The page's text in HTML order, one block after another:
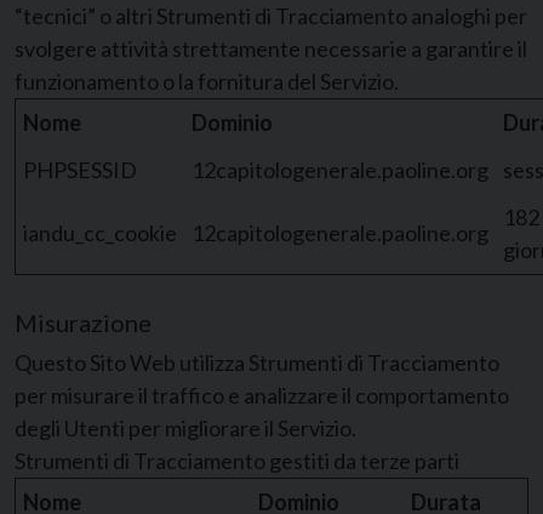
“tecnici” o altri Strumenti di Tracciamento analoghi per
svolgere attività strettamente necessarie a garantire il
funzionamento o la fornitura del Servizio.
Nome
Dominio
PHPSESSID
12capitologenerale.paoline.org
iandu_cc_cookie 12capitologenerale.paoline.org
182
Misurazione
Questo Sito Web utilizza Strumenti di Tracciamento
per misurare il traffico e analizzare il comportamento
degli Utenti per migliorare il Servizio.
Strumenti di Tracciamento gestiti da terze parti
Nome
Dominio
Durata